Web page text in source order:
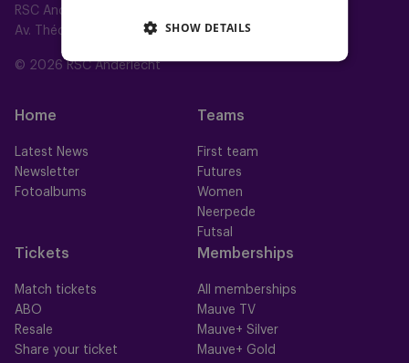
RSC Anderlecht
Av. Théo Verbeeck 2, 1070 Anderlecht, Belgium
© 2026 RSC Anderlecht
Home
Latest News
Newsletter
Fotoalbums
Teams
First team
Futures
Women
Neerpede
Futsal
Tickets
Match tickets
ABO
Resale
Share your ticket
Memberships
All memberships
Mauve TV
Mauve+ Silver
Mauve+ Gold
SHOW DETAILS